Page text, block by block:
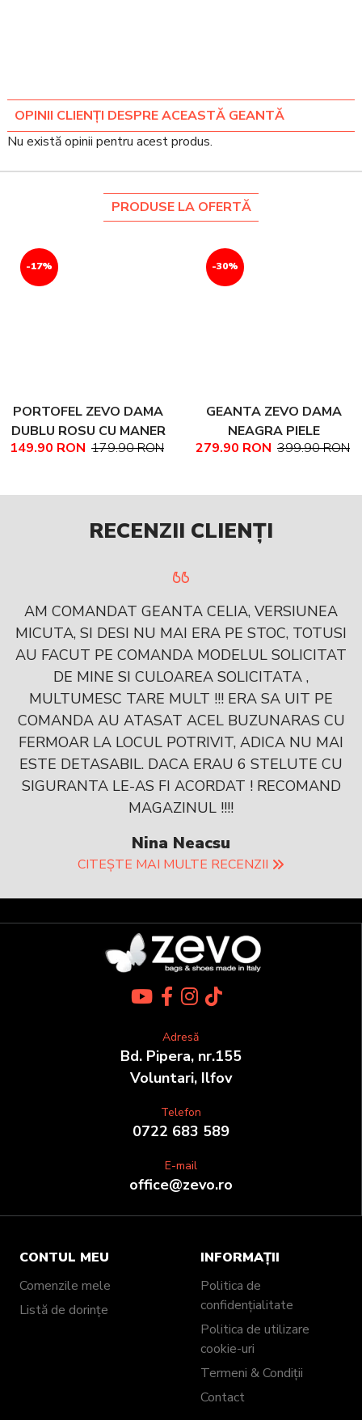
OPINII CLIENȚI DESPRE ACEASTĂ GEANTĂ
Nu există opinii pentru acest produs.
PRODUSE LA OFERTĂ
-17%
PORTOFEL ZEVO DAMA
DUBLU ROSU CU MANER
PIELE NATURALA
149.90 RON 179.90 RON
-30%
GEANTA ZEVO DAMA
NEAGRA PIELE
NATURALA TEXTURATA
279.90 RON 399.90 RON
RECENZII CLIENȚI
AM COMANDAT GEANTA CELIA, VERSIUNEA
MICUTA, SI DESI NU MAI ERA PE STOC, TOTUSI
AU FACUT PE COMANDA MODELUL SOLICITAT
DE MINE SI CULOAREA SOLICITATA ,
MULTUMESC TARE MULT !!! ERA SA UIT PE
COMANDA AU ATASAT ACEL BUZUNARAS CU
FERMOAR LA LOCUL POTRIVIT, ADICA NU MAI
ESTE DETASABIL. DACA ERAU 6 STELUTE CU
SIGURANTA LE-AS FI ACORDAT ! RECOMAND
MAGAZINUL !!!!
Nina Neacsu
CITEȘTE MAI MULTE RECENZII
Adresă
Bd. Pipera, nr.155
Voluntari, Ilfov
Telefon
0722 683 589
E-mail
office@zevo.ro
CONTUL MEU
Comenzile mele
Listă de dorințe
INFORMAȚII
Politica de
confidențialitate
Politica de utilizare
cookie-uri
Termeni & Condiții
Contact